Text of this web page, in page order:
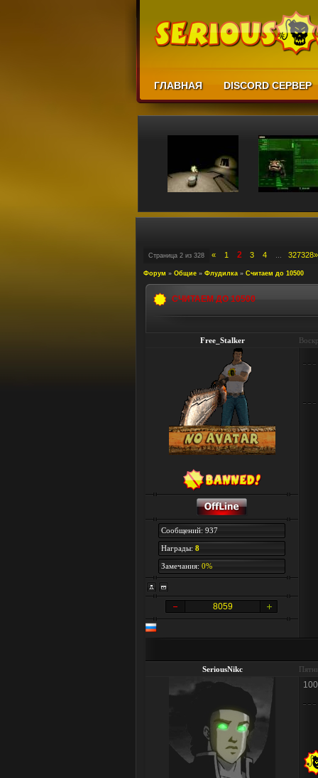
ГЛАВНАЯ DISCORD СЕРВЕР
Страница 2 из 328 « 1 2 3 4 … 327328»
Форум » Общие » Флудилка » Считаем до 10500
СЧИТАЕМ ДО 10500
Free_Stalker
Сообщений: 937
Награды: 8
Замечания: 0%
8059
SeriousNikc